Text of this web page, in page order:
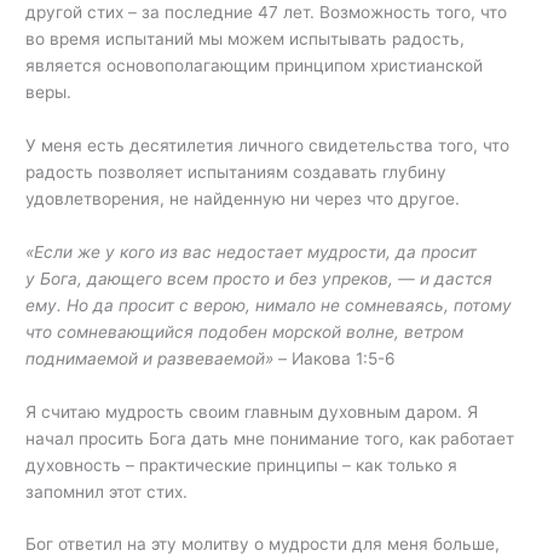
другой стих – за последние 47 лет. Возможность того, что
во время испытаний мы можем испытывать радость,
является основополагающим принципом христианской
веры.
У меня есть десятилетия личного свидетельства того, что
радость позволяет испытаниям создавать глубину
удовлетворения, не найденную ни через что другое.
«Если же у кого из вас недостает мудрости, да просит
у Бога, дающего всем просто и без упреков, — и дастся
ему. Но да просит с верою, нимало не сомневаясь, потому
что сомневающийся подобен морской волне, ветром
поднимаемой и развеваемой» – Иакова 1:5-6
Я считаю мудрость своим главным духовным даром. Я
начал просить Бога дать мне понимание того, как работает
духовность – практические принципы – как только я
запомнил этот стих.
Бог ответил на эту молитву о мудрости для меня больше,